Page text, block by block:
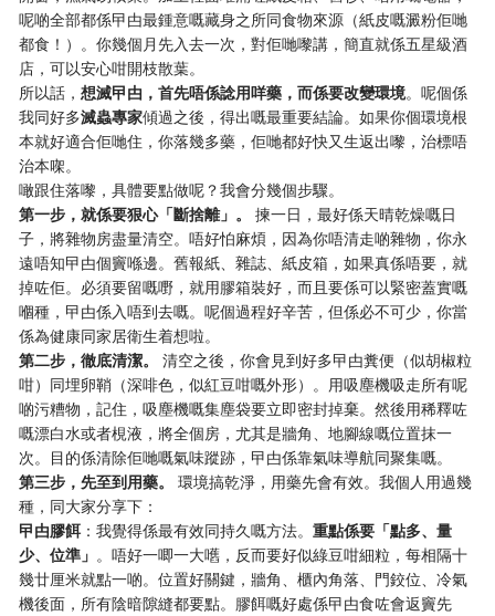
呢啲全部都係曱甴最鍾意嘅藏身之所同食物來源（紙皮嘅澱粉佢哋
都食！）。你幾個月先入去一次，對佢哋嚟講，簡直就係五星級酒
店，可以安心咁開枝散葉。
所以話，想滅曱甴，首先唔係諗用咩藥，而係要改變環境。呢個係
我同好多滅蟲專家傾過之後，得出嘅最重要結論。如果你個環境根
本就好適合佢哋住，你落幾多藥，佢哋都好快又生返出嚟，治標唔
治本㗎。
噉跟住落嚟，具體要點做呢？我會分幾個步驟。
第一步，就係要狠心「斷捨離」。
​ 揀一日，最好係天晴乾燥嘅日
子，將雜物房盡量清空。唔好怕麻煩，因為你唔清走啲雜物，你永
遠唔知曱甴個竇喺邊。舊報紙、雜誌、紙皮箱，如果真係唔要，就
掉咗佢。必須要留嘅嘢，就用膠箱裝好，而且要係可以緊密蓋實嘅
嗰種，曱甴係入唔到去嘅。呢個過程好辛苦，但係必不可少，你當
係為健康同家居衛生着想啦。
第二步，徹底清潔。
​ 清空之後，你會見到好多曱甴糞便（似胡椒粒
咁）同埋卵鞘（深啡色，似紅豆咁嘅外形）。用吸塵機吸走所有呢
啲污糟物，記住，吸塵機嘅集塵袋要立即密封掉棄。然後用稀釋咗
嘅漂白水或者梘液，將全個房，尤其是牆角、地腳線嘅位置抹一
次。目的係清除佢哋嘅氣味蹤跡，曱甴係靠氣味導航同聚集嘅。
第三步，先至到用藥。
​ 環境搞乾淨，用藥先會有效。我個人用過幾
種，同大家分享下：
曱甴膠餌：我覺得係最有效同持久嘅方法。重點係要「點多、量
少、位準」 。唔好一唧一大嚿，反而要好似綠豆咁細粒，每相隔十
幾廿厘米就點一啲。位置好關鍵，牆角、櫃內角落、門鉸位、冷氣
機後面，所有陰暗隙縫都要點。膠餌嘅好處係曱甴食咗會返竇先